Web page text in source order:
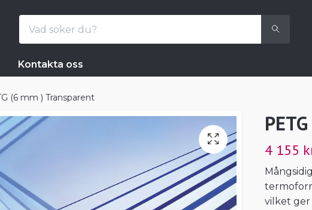
Kontakta oss
(6 mm ) Transparent
4 155
vilket ger